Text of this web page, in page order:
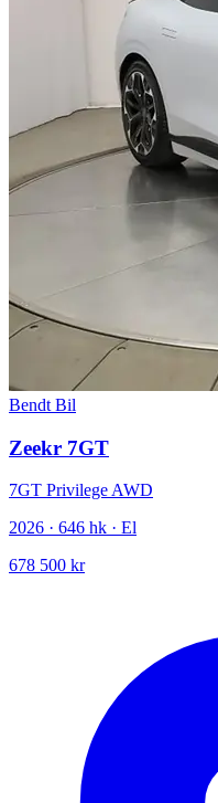
Bendt Bil
Zeekr 7GT
7GT Privilege AWD
2026 · 646 hk · El
678 500 kr